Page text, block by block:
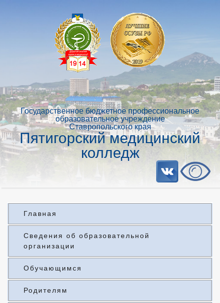
Государственное бюджетное профессиональное
образовательное учреждение
Ставропольского края
Пятигорский медицинский
колледж
Главная
Сведения об образовательной
организации
Обучающимся
Родителям